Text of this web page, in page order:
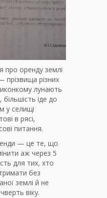
про оренду землі
прізвища різних
лунають
іде до
у селищі
в рясі,
питання.
— це те, що
аж через 5
для тих, хто
без
землі й не
віку.